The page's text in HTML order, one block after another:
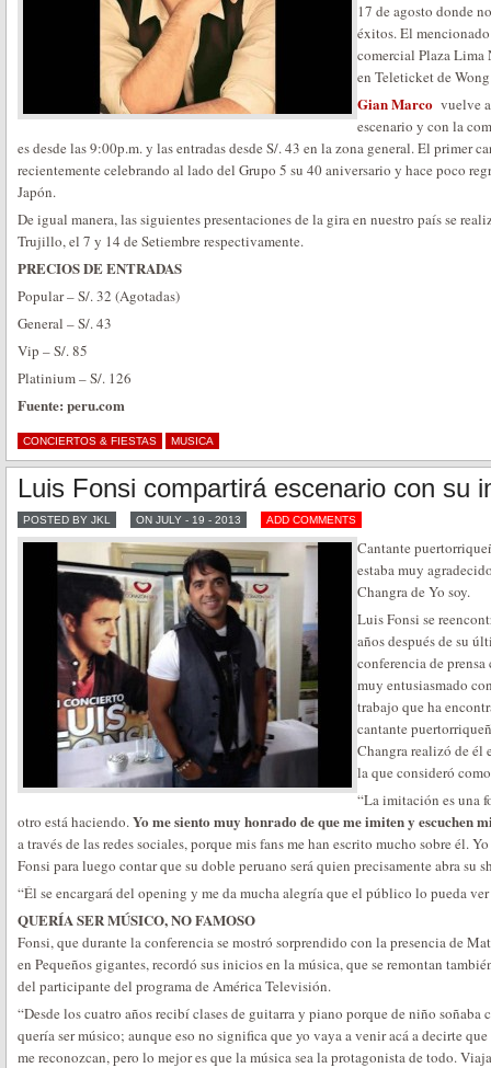
17 de agosto donde
éxitos. El
comercial Plaza Lima
en Teleticket de
Gian Marco vuelve
escenario y con la
es desde las 9:00p.m. y las entradas desde S/. 43 en la zona general. El primer
recientemente celebrando al lado del Grupo 5 su 40 aniversario y hace poco
Japón.
De igual manera, las siguientes presentaciones de la gira en nuestro país se
Trujillo, el 7 y 14 de Setiembre respectivamente.
PRECIOS DE ENTRADAS
Popular – S/. 32 (Agotadas)
General – S/. 43
Vip – S/. 85
Platinium – S/. 126
Fuente: peru.com
CONCIERTOS & FIESTAS MUSICA
Luis Fonsi compartirá escenario con su
POSTED BY JKL ON JULY - 19 - 2013 ADD COMMENTS
Cantante
estaba muy
Changra de Yo soy.
Luis Fonsi se
años después de su
conferencia de
muy entusiasmado
trabajo que ha
cantante
Changra realizó de él
la que consideró
“La imitación es una
otro está haciendo.Yo me siento muy honrado de que me imiten y escuchen
a través de las redes sociales, porque mis fans me han escrito mucho sobre él.
Fonsi para luego contar que su doble peruano será quien precisamente abra su
“Él se encargará del opening y me da mucha alegría que el público lo pueda
QUERÍA SER MÚSICO, NO FAMOSO
Fonsi, que durante la conferencia se mostró sorprendido con la presencia de
en Pequeños gigantes, recordó sus inicios en la música, que se remontan
del participante del programa de América Televisión.
“Desde los cuatro años recibí clases de guitarra y piano porque de niño soñaba
quería ser músico; aunque eso no significa que yo vaya a venir acá a decirte
me reconozcan, pero lo mejor es que la música sea la protagonista de todo.